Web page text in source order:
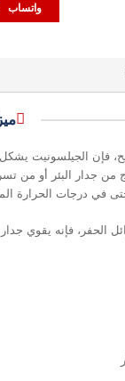
واتساب
فإن الجيلسونيت يشكل
جدار البئر أو من
في درجات الحرارة
الحفر، فإنه يقوي